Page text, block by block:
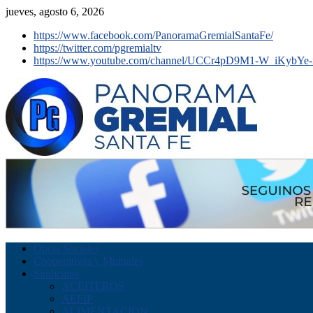
jueves, agosto 6, 2026
https://www.facebook.com/PanoramaGremialSantaFe/
https://twitter.com/pgremialtv
https://www.youtube.com/channel/UCCr4pD9M1-
Obras Sociales
Cooperativas y Mutuales
Sindicatos
ACEITEROS
AEFIP